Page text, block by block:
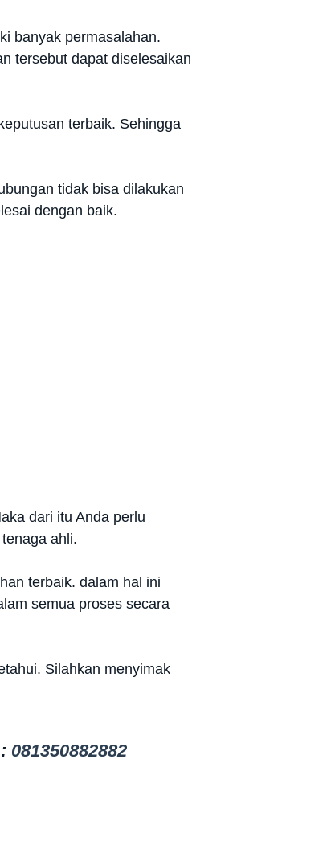
banyak permasalahan.
tersebut dapat diselesaikan
terbaik. Sehingga
tidak bisa dilakukan
dengan baik.
dari itu Anda perlu
ahli.
terbaik. dalam hal ini
semua proses secara
Silahkan menyimak
081350882882